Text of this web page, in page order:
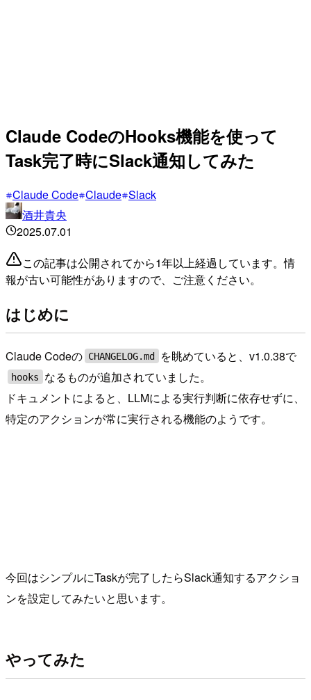
Claude CodeのHooks機能を使って
Task完了時にSlack通知してみた
Claude Code Claude Slack
酒井貴央
2025.07.01
この記事は公開されてから1年以上経過しています。情
報が古い可能性がありますので、ご注意ください。
はじめに
Claude Codeの CHANGELOG.md を眺めていると、v1.0.38で
hooks
なるものが追加されていました。
ドキュメントによると、LLMによる実行判断に依存せずに、
特定のアクションが常に実行される機能のようです。
今回はシンプルにTaskが完了したらSlack通知するアクショ
ンを設定してみたいと思います。
やってみた